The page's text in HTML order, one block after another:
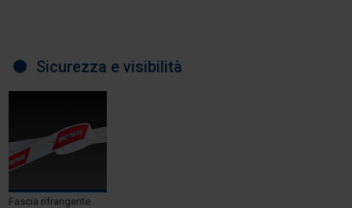
Sicurezza e visibilità
Fascia rifrangente